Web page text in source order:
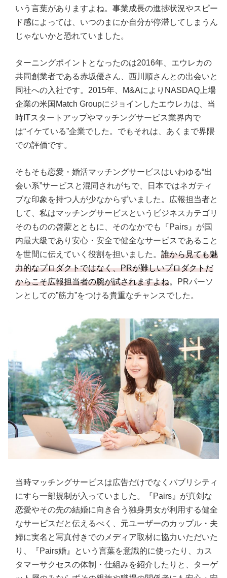
いう言葉がありますよね。事業成長の進捗状況やスピー
ド感によっては、いつのまにか自分が停滞してしまうん
じゃないかと恐れていました。
ターニングポイントとなったのは2016年、エウレカの
共同創業者である赤坂優さん、西川順さんとの出会いと
同社への入社です。2015年、M&AによりNASDAQ上場
企業の米国Match Groupにジョインしたエウレカは、当
時ITスタートアップやマッチングサービス業界内で
は“イケている”企業でした。でもそれは、あくまで界隈
での評価です。
そもそも恋愛・婚活マッチングサービスはいわゆる“出
会い系”サービスと混同されがちで、日本ではネガティ
ブな印象を持つ人が少なからずいました。広報担当者と
して、私はマッチングサービスというビジネスカテゴリ
そのものの啓蒙とともに、そのなかでも『Pairs』が国
内最大級であり安心・安全で健全なサービスであること
を世間に伝えていく役割を担いました。 誰から見ても魅
力的なプロダクトではなく、PRが難しいプロダクトだ
からこそ広報担当者の腕が試されますよね。PRパーソ
ンとしての”筋力”をつける貴重なチャンスでした。
当時マッチングサービスは広告だけでなくパブリシティ
にすら一部規制が入っていました。『Pairs』が真剣な
恋愛やその先の結婚に向き合う独身男女が利用する健全
なサービスだと伝えるべく、元ユーザーのカップル・夫
婦に実名と写真付きでのメディア取材に協力いただいた
り、『Pairs婚』という言葉を意識的に使ったり、カス
タマーサクセスの体制・仕組みを紹介したりと、ターゲ